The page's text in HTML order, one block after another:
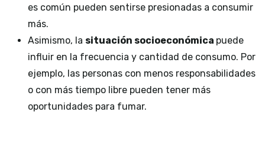
es común pueden sentirse presionadas a consumir
más.
Asimismo, la situación socioeconómica puede
influir en la frecuencia y cantidad de consumo. Por
ejemplo, las personas con menos responsabilidades
o con más tiempo libre pueden tener más
oportunidades para fumar.